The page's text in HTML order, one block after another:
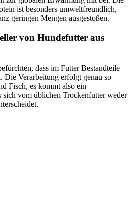
ist besonders umweltfreundlich,
geringen Mengen ausgestoßen.
von Hundefutter aus
dass im Futter Bestandteile
Die Verarbeitung erfolgt genau so
Fisch, es kommt also ein
sich vom üblichen Trockenfutter weder